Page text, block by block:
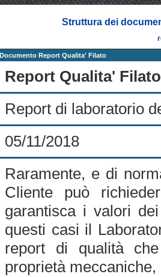
Struttura dei
Documento Report Qualita' Filato
Report Qualita' Filato
Report di laboratorio
05/11/2018
Raramente, e di
Cliente può
garantisca i valori
questi casi il
report di qualità
proprietà